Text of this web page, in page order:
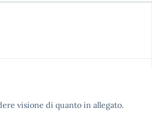
visione di quanto in allegato.